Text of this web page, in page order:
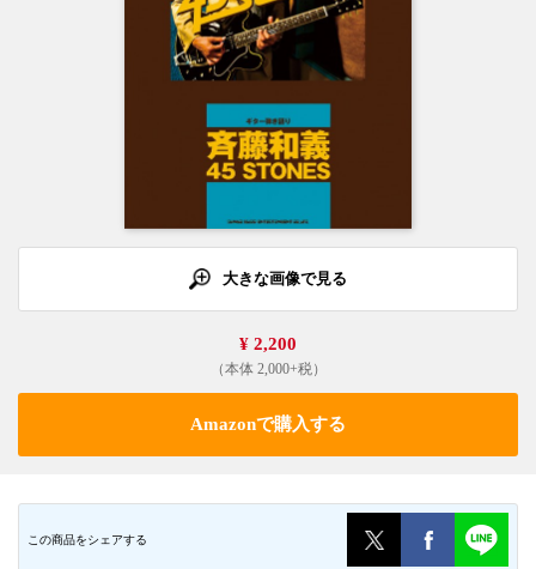
大きな画像で見る
¥ 2,200
（本体 2,000+税）
Amazonで購入する
この商品をシェアする